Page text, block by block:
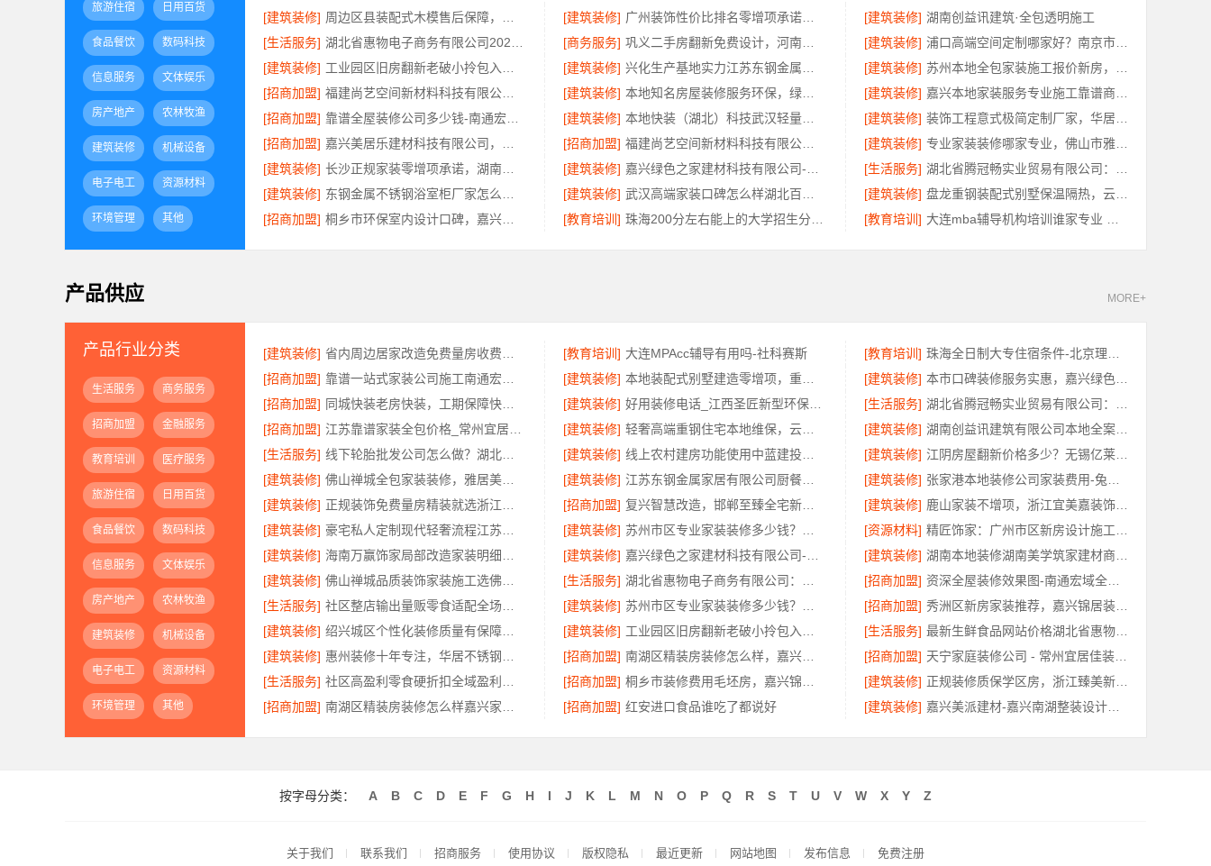
旅游住宿 日用百货
食品餐饮 数码科技
信息服务 文体娱乐
房产地产 农林牧渔
建筑装修 机械设备
电子电工 资源材料
环境管理 其他
[建筑装修]
[建筑装修] [建筑装修] 湖南创益讯建筑·全包透明施工
[生活服务]
[商务服务] [建筑装修]
浦口高端空间定制哪家好？南京市创亿讯本地更省心
[建筑装修]
[建筑装修] [建筑装修]
[招商加盟]
[建筑装修] [建筑装修]
[招商加盟]
[建筑装修] [建筑装修]
[招商加盟]
[招商加盟] [建筑装修]
专业家装装修哪家专业，佛山市雅居美家建筑装饰工程有限公司全流程管控透明
[建筑装修]
[建筑装修] [生活服务]
[建筑装修]
[建筑装修] [建筑装修]
盘龙重钢装配式别墅保温隔热，云南晟构建筑建材有限公司匠心打造
[招商加盟]
[教育培训] [教育培训]
产品供应 MORE+
产品行业分类
生活服务 商务服务
招商加盟 金融服务
教育培训 医疗服务
旅游住宿 日用百货
食品餐饮 数码科技
信息服务 文体娱乐
房产地产 农林牧渔
建筑装修 机械设备
电子电工 资源材料
环境管理 其他
[建筑装修] [教育培训] 大连MPAcc辅导有用吗-社科赛斯 [教育培训]
[招商加盟]
[建筑装修] [建筑装修]
[招商加盟]
[建筑装修] [生活服务]
[招商加盟]
[建筑装修] [建筑装修]
湖南创益讯建筑有限公司本地全案设计多少钱一平售后无忧
[生活服务]
[建筑装修] [建筑装修]
江阴房屋翻新价格多少？无锡亿莱居装饰工程材料有限公司全屋定制
[建筑装修]
[建筑装修] [建筑装修]
[建筑装修]
[招商加盟] [建筑装修]
鹿山家装不增项，浙江宜美嘉装饰工程有限公司承诺透明报价
[建筑装修]
[建筑装修] [资源材料]
[建筑装修]
[建筑装修] [建筑装修]
[建筑装修]
[生活服务] [招商加盟]
资深全屋装修效果图-南通宏域全宅装饰建材有限公司
[生活服务]
[建筑装修] [招商加盟]
秀洲区新房家装推荐，嘉兴锦居装饰材料有限公司一站式整装
[建筑装修]
[建筑装修] [生活服务]
最新生鲜食品网站价格湖北省惠物电子商务有限公司实时报价
[建筑装修]
[招商加盟] [招商加盟]
天宁家庭装修公司 - 常州宜居佳装饰工程有限公司专业推荐
[生活服务]
[招商加盟] [建筑装修]
正规装修质保学区房，浙江臻美新型建材有限公司规范施工
[招商加盟]
[招商加盟] 红安进口食品谁吃了都说好 [建筑装修] 嘉兴美派建材-嘉兴南湖整装设计环保材料推荐
按字母分类： A B C D E F G H I J K L M N O P Q R S T U V W X Y Z
关于我们 联系我们 招商服务 使用协议 版权隐私 最近更新 网站地图 发布信息 免费注册